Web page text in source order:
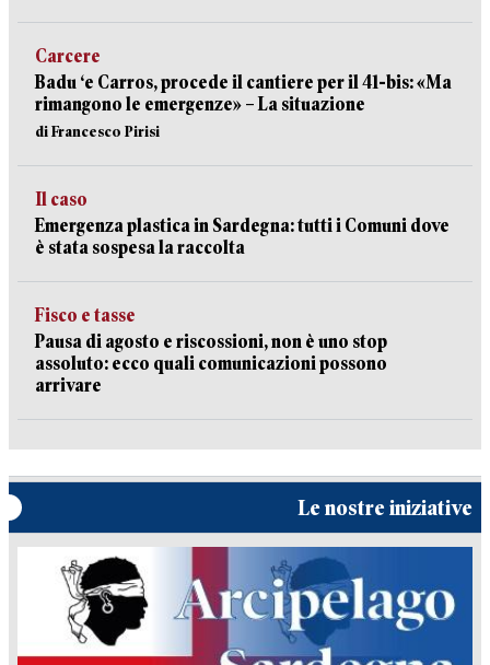
Carcere
Badu ‘e Carros, procede il cantiere per il 41-bis: «Ma
rimangono le emergenze» – La situazione
di Francesco Pirisi
Il caso
Emergenza plastica in Sardegna: tutti i Comuni dove
è stata sospesa la raccolta
Fisco e tasse
Pausa di agosto e riscossioni, non è uno stop
assoluto: ecco quali comunicazioni possono
arrivare
Le nostre iniziative